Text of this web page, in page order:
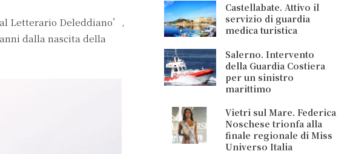
Letterario Deleddiano’,
dalla nascita della
Castellabate. Attivo il
servizio di guardia
medica turistica
Salerno. Intervento
della Guardia Costiera
per un sinistro
marittimo
Vietri sul Mare. Federica
Noschese trionfa alla
finale regionale di Miss
Universo Italia